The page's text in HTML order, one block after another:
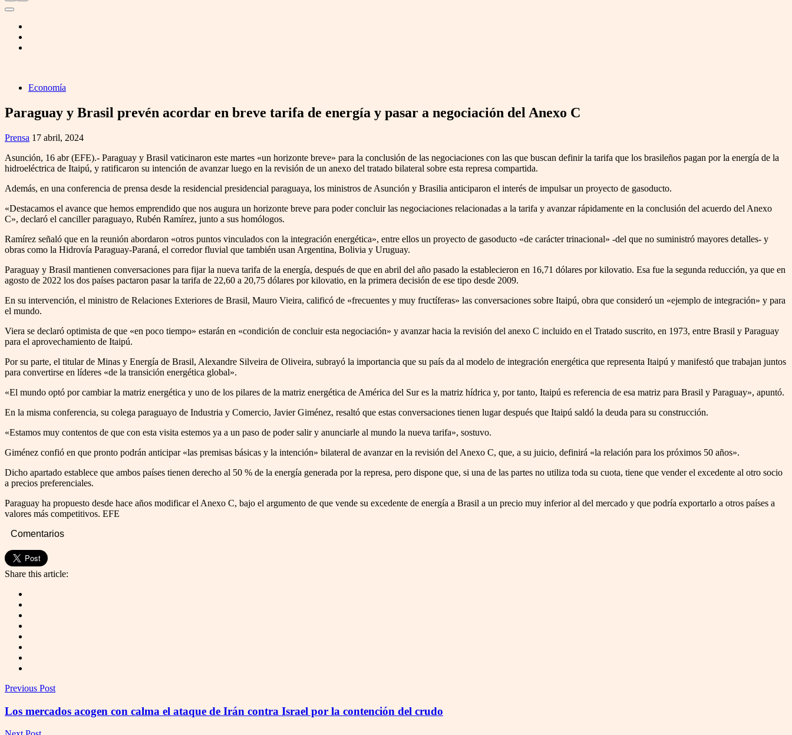
Economía
Paraguay y Brasil prevén acordar en breve tarifa de energía y pasar a negociación del Anexo C
Prensa 17 abril, 2024
Asunción, 16 abr (EFE).- Paraguay y Brasil vaticinaron este martes «un horizonte breve» para la conclusión de las negociaciones con las que buscan definir la tarifa que los brasileños pagan por la energía de la
hidroeléctrica de Itaipú, y ratificaron su intención de avanzar luego en la revisión de un anexo del tratado bilateral sobre esta represa compartida.
Además, en una conferencia de prensa desde la residencial presidencial paraguaya, los ministros de Asunción y Brasilia anticiparon el interés de impulsar un proyecto de gasoducto.
«Destacamos el avance que hemos emprendido que nos augura un horizonte breve para poder concluir las negociaciones relacionadas a la tarifa y avanzar rápidamente en la conclusión del acuerdo del Anexo
C», declaró el canciller paraguayo, Rubén Ramírez, junto a sus homólogos.
Ramírez señaló que en la reunión abordaron «otros puntos vinculados con la integración energética», entre ellos un proyecto de gasoducto «de carácter trinacional» -del que no suministró mayores detalles- y
obras como la Hidrovía Paraguay-Paraná, el corredor fluvial que también usan Argentina, Bolivia y Uruguay.
Paraguay y Brasil mantienen conversaciones para fijar la nueva tarifa de la energía, después de que en abril del año pasado la establecieron en 16,71 dólares por kilovatio. Esa fue la segunda reducción, ya que en
agosto de 2022 los dos países pactaron pasar la tarifa de 22,60 a 20,75 dólares por kilovatio, en la primera decisión de ese tipo desde 2009.
En su intervención, el ministro de Relaciones Exteriores de Brasil, Mauro Vieira, calificó de «frecuentes y muy fructíferas» las conversaciones sobre Itaipú, obra que consideró un «ejemplo de integración» y para
el mundo.
Viera se declaró optimista de que «en poco tiempo» estarán en «condición de concluir esta negociación» y avanzar hacia la revisión del anexo C incluido en el Tratado suscrito, en 1973, entre Brasil y Paraguay
para el aprovechamiento de Itaipú.
Por su parte, el titular de Minas y Energía de Brasil, Alexandre Silveira de Oliveira, subrayó la importancia que su país da al modelo de integración energética que representa Itaipú y manifestó que trabajan juntos
para convertirse en líderes «de la transición energética global».
«El mundo optó por cambiar la matriz energética y uno de los pilares de la matriz energética de América del Sur es la matriz hídrica y, por tanto, Itaipú es referencia de esa matriz para Brasil y Paraguay», apuntó.
En la misma conferencia, su colega paraguayo de Industria y Comercio, Javier Giménez, resaltó que estas conversaciones tienen lugar después que Itaipú saldó la deuda para su construcción.
«Estamos muy contentos de que con esta visita estemos ya a un paso de poder salir y anunciarle al mundo la nueva tarifa», sostuvo.
Giménez confió en que pronto podrán anticipar «las premisas básicas y la intención» bilateral de avanzar en la revisión del Anexo C, que, a su juicio, definirá «la relación para los próximos 50 años».
Dicho apartado establece que ambos países tienen derecho al 50 % de la energía generada por la represa, pero dispone que, si una de las partes no utiliza toda su cuota, tiene que vender el excedente al otro socio
a precios preferenciales.
Paraguay ha propuesto desde hace años modificar el Anexo C, bajo el argumento de que vende su excedente de energía a Brasil a un precio muy inferior al del mercado y que podría exportarlo a otros países a
valores más competitivos. EFE
Comentarios
Share this article:
Previous Post
Los mercados acogen con calma el ataque de Irán contra Israel por la contención del crudo